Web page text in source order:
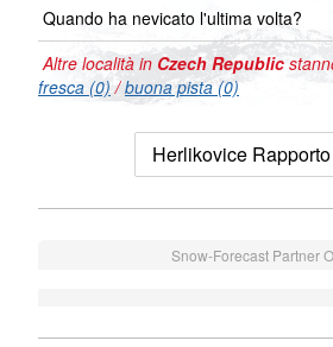
Quando ha nevicato l'ultima volta?
Altre località in Czech Republic
fresca (0)/buona pista (0)
Herlikovice
Snow-Forecast Partner